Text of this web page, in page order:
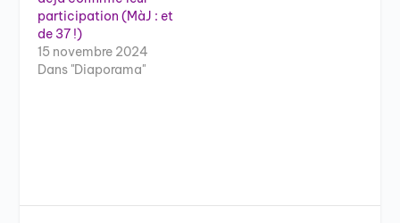
participation (MàJ : et
de 37 !)
15 novembre 2024
Dans "Diaporama"